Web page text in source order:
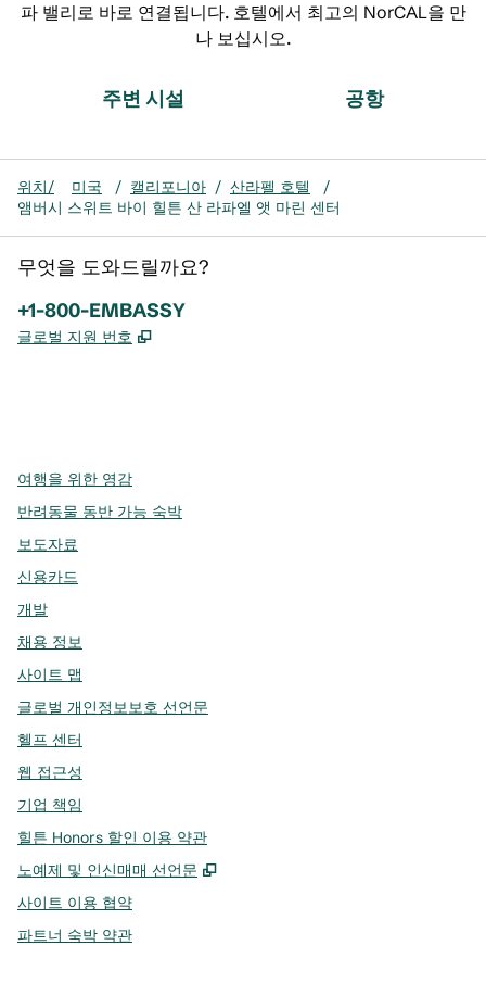
파 밸리로 바로 연결됩니다. 호텔에서 최고의 NorCAL을 만
나 보십시오.
주변 시설 공항
위치/ 미국 / 캘리포니아 / 산라펠 호텔
/
앰버시 스위트 바이 힐튼 산 라파엘 앳 마린 센터
무엇을 도와드릴까요?
전화:
+1-800-EMBASSY
글로벌 지원 번호 ,
여행을 위한 영감
반려동물 동반 가능 숙박
보도자료
신용카드
개발
채용 정보
사이트 맵
글로벌 개인정보보호 선언문
헬프 센터
웹 접근성
기업 책임
힐튼 Honors 할인 이용 약관
노예제 및 인신매매 선언문
,
사이트 이용 협약
파트너 숙박 약관